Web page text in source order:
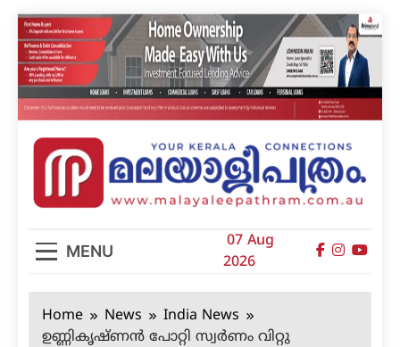
Skip
to
content
മലയാളിപത്രം
MENU
07 Aug
2026
Home News
India News
ഉണ്ണികൃഷ്ണന്‍ പോറ്റി സ്വര്‍ണം വിറ്റു